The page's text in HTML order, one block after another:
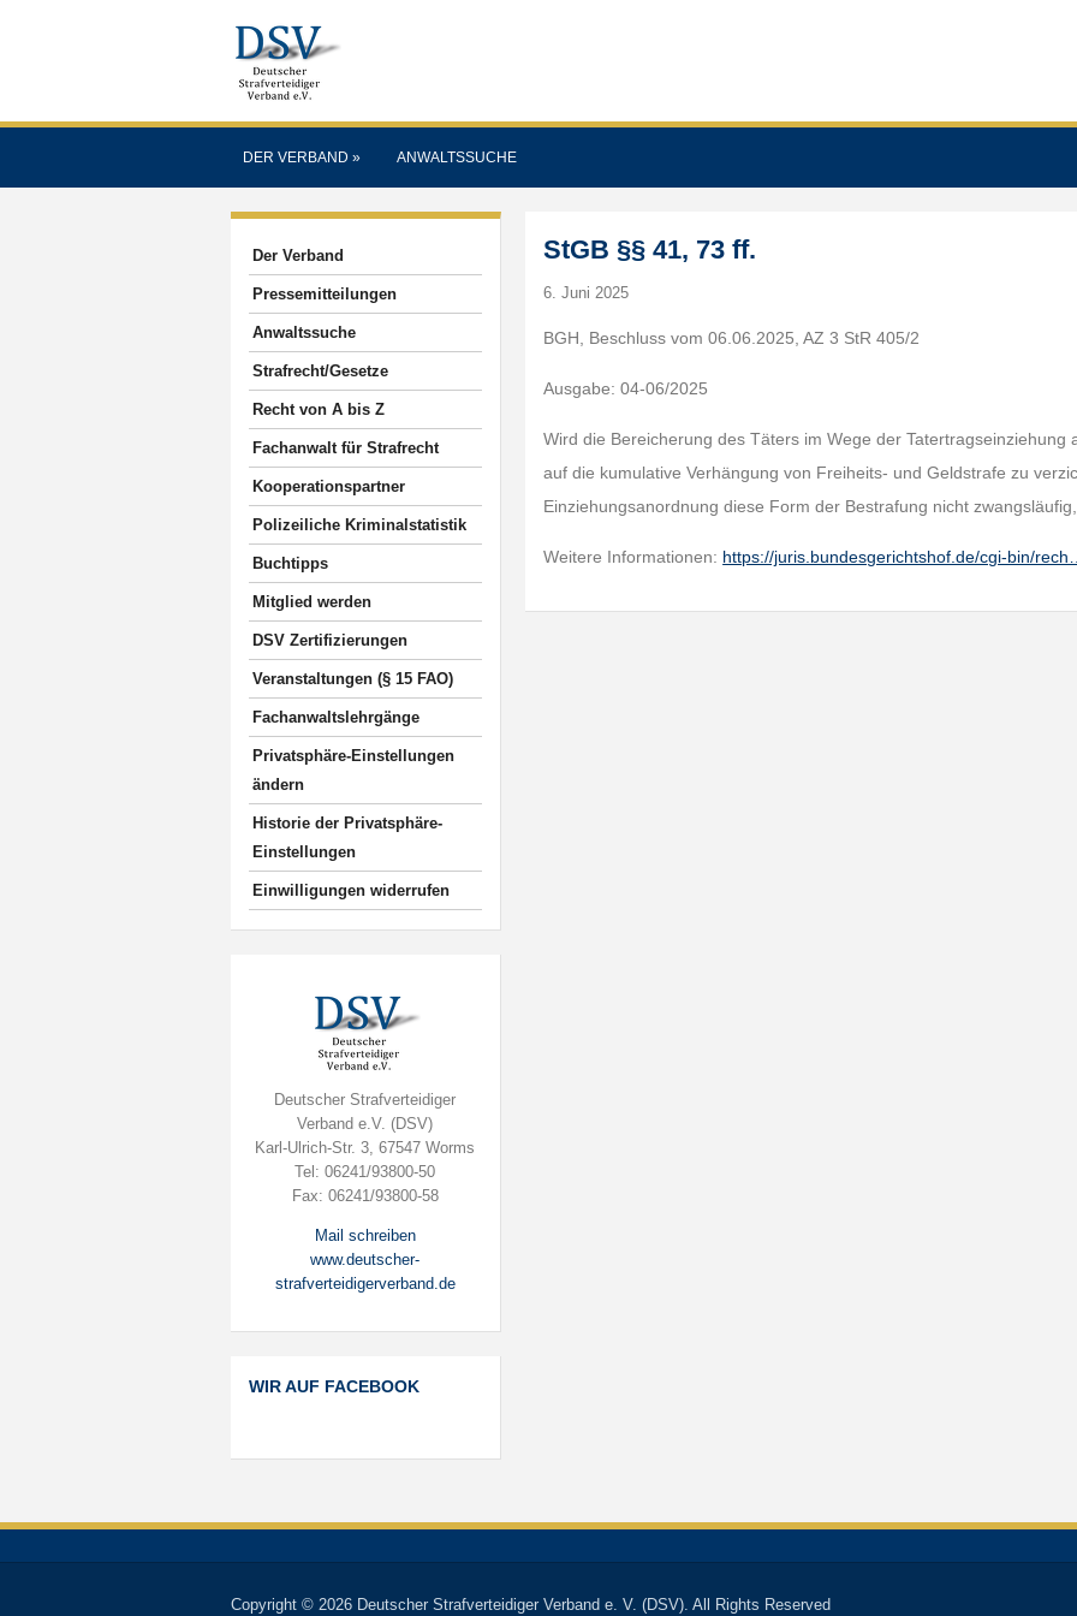
DER VERBAND » ANWALTSSUCHE
Der Verband
Pressemitteilungen
Anwaltssuche
Strafrecht/Gesetze
Recht von A bis Z
Fachanwalt für Strafrecht
Kooperationspartner
Polizeiliche Kriminalstatistik
Buchtipps
Mitglied werden
DSV Zertifizierungen
Veranstaltungen (§ 15 FAO)
Fachanwaltslehrgänge
Privatsphäre-Einstellungen
ändern
Historie der Privatsphäre-
Einstellungen
Einwilligungen widerrufen
Deutscher Strafverteidiger
Verband e.V. (DSV)
Karl-Ulrich-Str. 3, 67547 Worms
Tel: 06241/93800-50
Fax: 06241/93800-58
Mail schreiben
www.deutscher-
strafverteidigerverband.de
WIR AUF FACEBOOK
StGB §§ 41, 73 ff.
6. Juni 2025
BGH, Beschluss vom 06.06.2025, AZ 3 StR 405/2
Ausgabe: 04-06/2025
Wird die Bereicherung des Täters im Wege der Tatertragseinziehung
auf die kumulative Verhängung von Freiheits- und Geldstrafe zu
Einziehungsanordnung diese Form der Bestrafung nicht
Weitere Informationen: https://juris.bundesgerichtshof.de/cgi-bin/
Copyright © 2026 Deutscher Strafverteidiger Verband e. V. (DSV). All Rights Reserved